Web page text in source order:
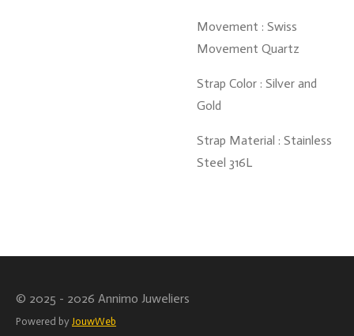
Movement : Swiss
Movement Quartz
Strap Color : Silver and
Gold
Strap Material : Stainless
Steel 316L
© 2025 - 2026 Annimo Juweliers
Powered by JouwWeb